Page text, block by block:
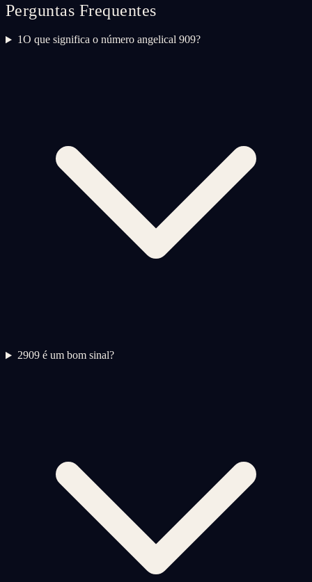
Perguntas Frequentes
1O que significa o número angelical 909?
2909 é um bom sinal?